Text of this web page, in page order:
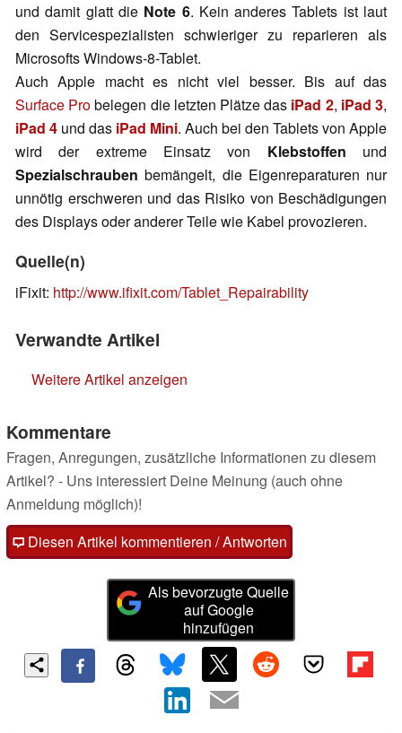
und damit glatt die Note 6. Kein anderes Tablets ist laut
den Servicespezialisten schwieriger zu reparieren als
Microsofts Windows-8-Tablet.
Auch Apple macht es nicht viel besser. Bis auf das
Surface Probelegen die letzten Plätze das iPad 2, iPad 3,
iPad 4 und das iPad Mini. Auch bei den Tablets von Apple
wird der extreme Einsatz von Klebstoffen und
Spezialschrauben bemängelt, die Eigenreparaturen nur
unnötig erschweren und das Risiko von Beschädigungen
des Displays oder anderer Teile wie Kabel provozieren.
Quelle(n)
iFixit: http://www.ifixit.com/Tablet_Repairability
Verwandte Artikel
Weitere Artikel anzeigen
Kommentare
Fragen, Anregungen, zusätzliche Informationen zu diesem
Artikel? - Uns interessiert Deine Meinung (auch ohne
Anmeldung möglich)!
Diesen Artikel kommentieren / Antworten
Als bevorzugte Quelle
auf Google
hinzufügen